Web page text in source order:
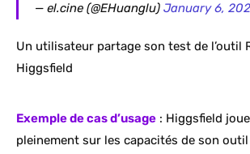
— el.cine (@EHuanglu) January 6,
Un utilisateur partage son test de l’outil
Higgsfield
Exemple de cas d’usage : Higgsfield
pleinement sur les capacités de son